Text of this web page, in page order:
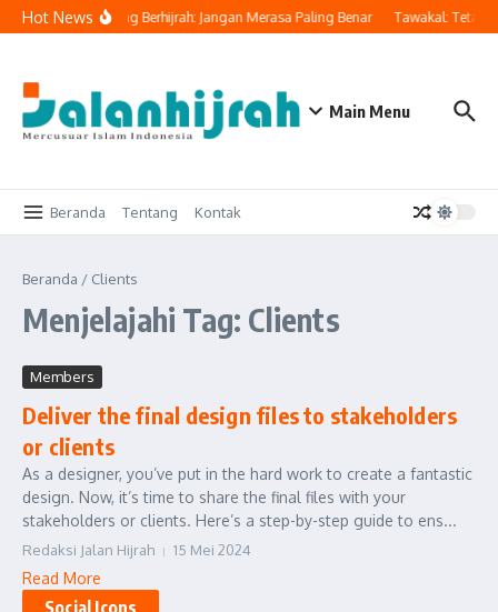
Lewati ke konten
Hot News
Ingatkan Orang Yang Berhijrah: Jangan Merasa Paling Benar Tawakal: Tetap
Main Menu
Beranda Tentang Kontak
Beranda / Clients
Menjelajahi Tag: Clients
Members
Deliver the final design files to stakeholders
or clients
As a designer, you’ve put in the hard work to create a fantastic
design. Now, it’s time to share the final files with your
stakeholders or clients. Here’s a step-by-step guide to ens...
Redaksi Jalan Hijrah 15 Mei 2024
Read More
Social Icons